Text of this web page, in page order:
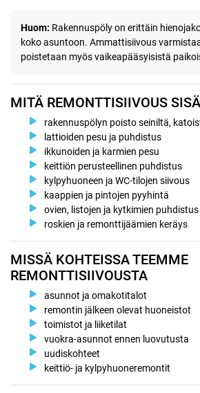
Huom: Rakennuspöly on erittäin
koko asuntoon. Ammattisiivous
poistetaan myös vaikeapääsyisistä
MITÄ REMONTTISIIVOUS
rakennuspölyn poisto seiniltä,
lattioiden pesu ja puhdistus
ikkunoiden ja karmien pesu
keittiön perusteellinen puhdistus
kylpyhuoneen ja WC-tilojen siivous
kaappien ja pintojen pyyhintä
ovien, listojen ja kytkimien puhdistus
roskien ja remonttijäämien keräys
MISSÄ KOHTEISSA TEEMME
REMONTTISIIVOUSTA
asunnot ja omakotitalot
remontin jälkeen olevat huoneistot
toimistot ja liiketilat
vuokra-asunnot ennen luovutusta
uudiskohteet
keittiö- ja kylpyhuoneremontit